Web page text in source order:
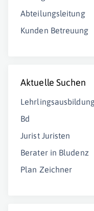
Abteilungsleitung
Kunden Betreuung
Aktuelle Suchen
Bd
Jurist Juristen
Berater in Bludenz
Plan Zeichner